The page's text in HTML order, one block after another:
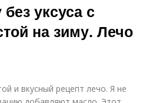
уксуса с
на зиму. Лечо
и вкусный рецепт лечо. Я не